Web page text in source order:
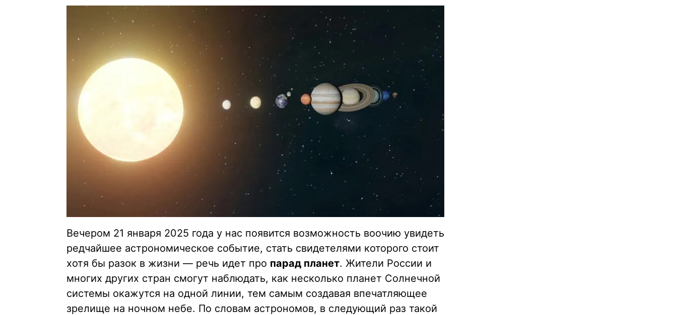
Вечером 21 января 2025 года у нас появится возможность воочию увидеть
редчайшее астрономическое событие, стать свидетелями которого стоит
хотя бы разок в жизни — речь идет про парад планет. Жители России и
многих других стран смогут наблюдать, как несколько планет Солнечной
системы окажутся на одной линии, тем самым создавая впечатляющее
зрелище на ночном небе. По словам астрономов, в следующий раз такой